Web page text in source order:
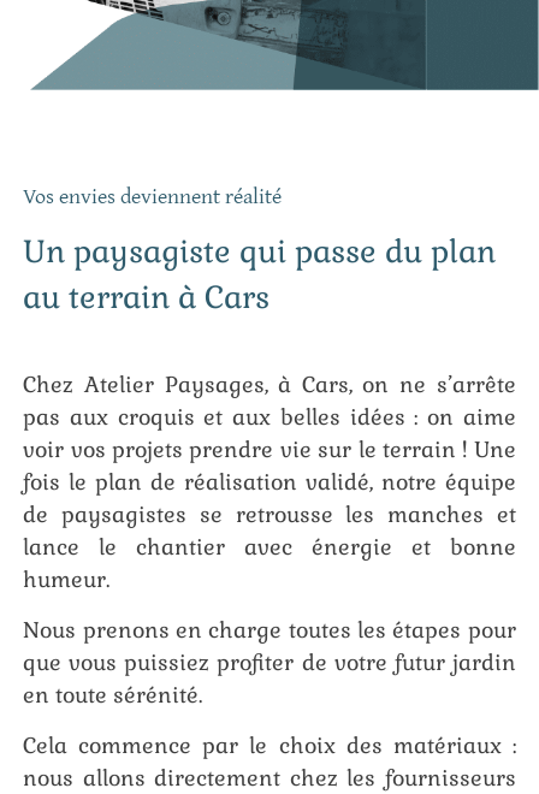
Vos envies deviennent réalité
Un paysagiste qui passe du plan
au terrain à Cars
Chez Atelier Paysages, à Cars, on ne s’arrête
pas aux croquis et aux belles idées : on aime
voir vos projets prendre vie sur le terrain ! Une
fois le plan de réalisation validé, notre équipe
de paysagistes se retrousse les manches et
lance le chantier avec énergie et bonne
humeur.
Nous prenons en charge toutes les étapes pour
que vous puissiez profiter de votre futur jardin
en toute sérénité.
Cela commence par le choix des matériaux :
nous allons directement chez les fournisseurs